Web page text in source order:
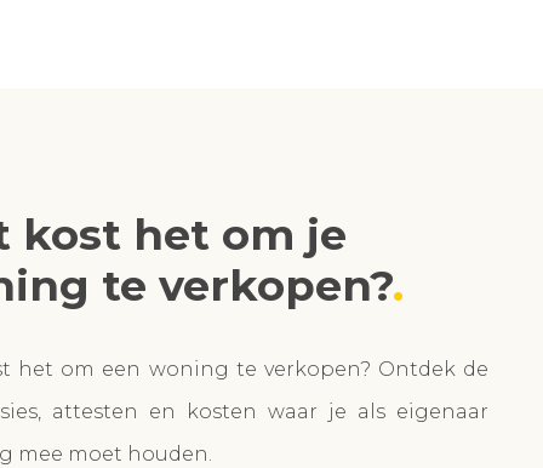
kost het om je
te verkopen?
het om een woning te verkopen? Ontdek de
attesten en kosten waar je als eigenaar
mee moet houden.